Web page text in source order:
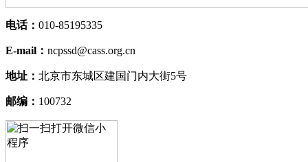
电话： 010-85195335
E-mail： ncpssd@cass.org.cn
地址： 北京市东城区建国门内大街5号
邮编： 100732